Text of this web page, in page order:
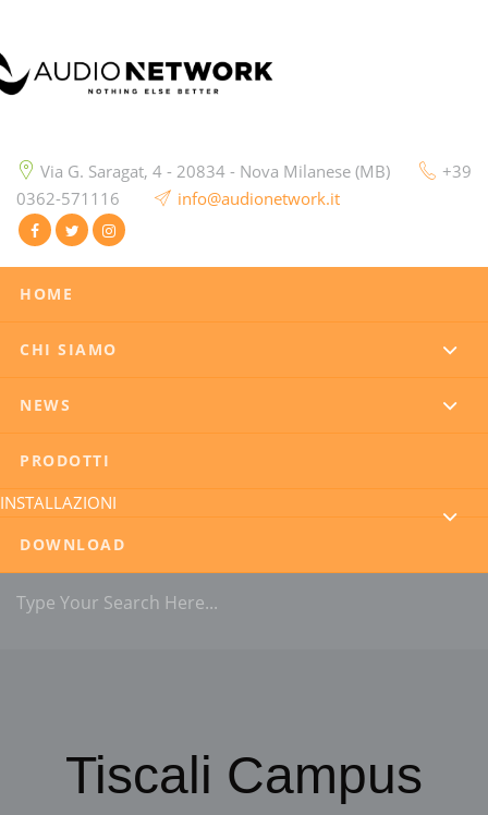
Via G. Saragat, 4 - 20834 - Nova Milanese (MB)
+39
0362-571116
info@audionetwork.it
HOME
CHI SIAMO
NEWS
PRODOTTI
INSTALLAZIONI
DOWNLOAD
Tiscali Campus